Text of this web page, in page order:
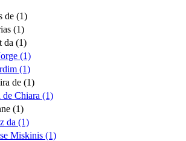
de (1)
(1)
da (1)
(1)
(1)
de (1)
Chiara (1)
(1)
da (1)
Miskinis (1)